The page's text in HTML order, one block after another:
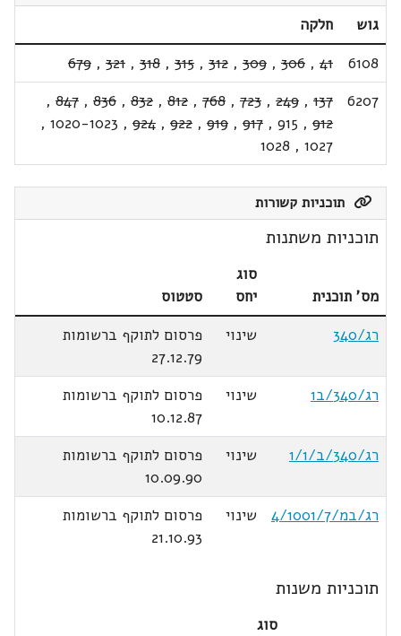
גוש
חלקה
6108
41
,
306
,
309
,
312
,
315
,
318
,
321
,
679
6207
137
,
249
,
723
,
768
,
812
,
832
,
836
,
847
,
912
,
915
,
917
,
919
,
922
,
924
,
1020-1023
,
1027
,
1028
תוכניות קשורות
תוכניות משתנות
מס' תוכנית
סוג
יחס
סטטוס
רג/340
שינוי
פרסום לתוקף ברשומות
27.12.79
רג/340/ב1
שינוי
פרסום לתוקף ברשומות
10.12.87
רג/340/ב/1/1
שינוי
פרסום לתוקף ברשומות
10.09.90
רג/במ/4/1001/7
שינוי
פרסום לתוקף ברשומות
21.10.93
תוכניות משנות
סוג